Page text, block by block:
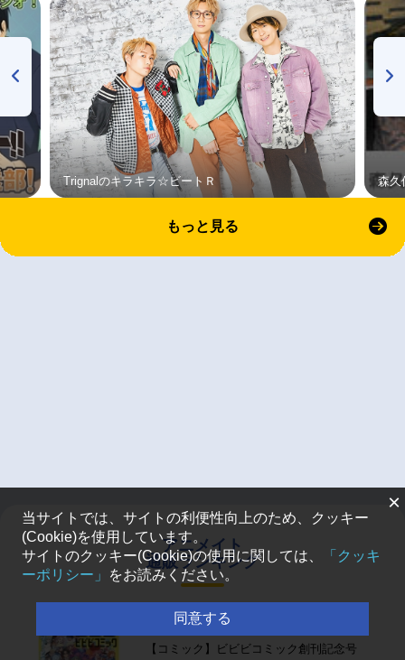
Trignalのキラキラ☆ビートＲ 森久
もっと見る
アニメイト
通販ランキング
位
【コミック】ビビビコミック創刊記念号
×
当サイトでは、サイトの利便性向上のため、クッキー
(Cookie)を使用しています。
サイトのクッキー(Cookie)の使用に関しては、
「クッキ
ーポリシー」
をお読みください。
同意する